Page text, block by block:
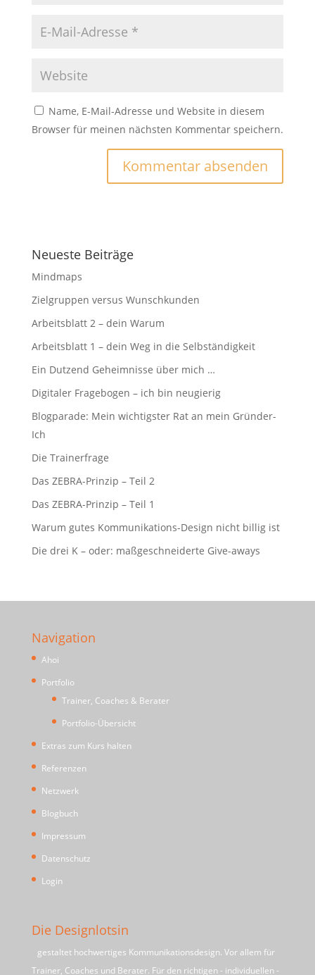
Name, E-Mail-Adresse und Website in diesem
Browser für meinen nächsten Kommentar speichern.
Neueste Beiträge
Mindmaps
Zielgruppen versus Wunschkunden
Arbeitsblatt 2 – dein Warum
Arbeitsblatt 1 – dein Weg in die Selbständigkeit
Ein Dutzend Geheimnisse über mich …
Digitaler Fragebogen – ich bin neugierig
Blogparade: Mein wichtigster Rat an mein Gründer-
Ich
Die Trainerfrage
Das ZEBRA-Prinzip – Teil 2
Das ZEBRA-Prinzip – Teil 1
Warum gutes Kommunikations-Design nicht billig ist
Die drei K – oder: maßgeschneiderte Give-aways
Navigation
Ahoi
Portfolio
Trainer, Coaches & Berater
Portfolio-Übersicht
Extras zum Kurs halten
Referenzen
Netzwerk
Blogbuch
Impressum
Datenschutz
Login
Die Designlotsin
gestaltet hochwertiges Kommunikationsdesign. Vor allem für
Trainer, Coaches und Berater. Für den richtigen - individuellen -